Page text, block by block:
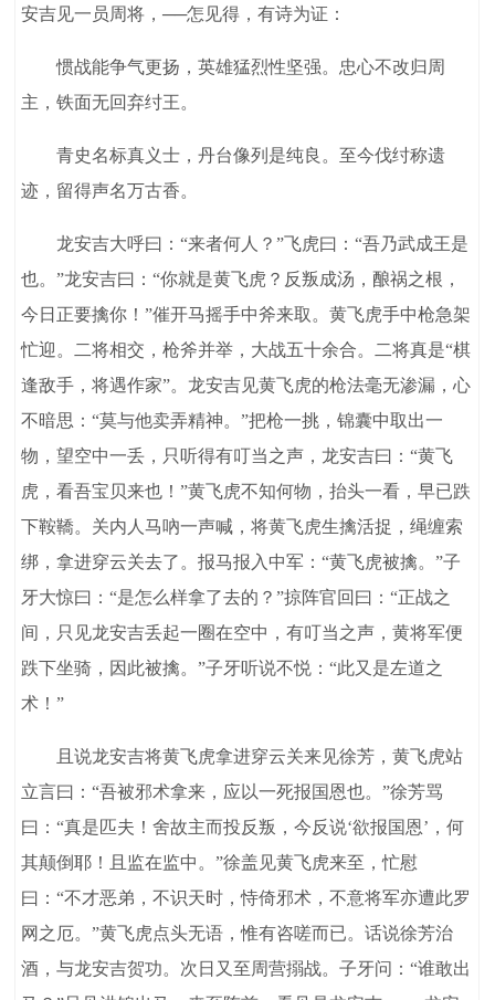
安吉见一员周将，──怎见得，有诗为证：
惯战能争气更扬，英雄猛烈性坚强。忠心不改归周
主，铁面无回弃纣王。
青史名标真义士，丹台像列是纯良。至今伐纣称遗
迹，留得声名万古香。
龙安吉大呼曰：“来者何人？”飞虎曰：“吾乃武成王是
也。”龙安吉曰：“你就是黄飞虎？反叛成汤，酿祸之根，
今日正要擒你！”催开马摇手中斧来取。黄飞虎手中枪急架
忙迎。二将相交，枪斧并举，大战五十余合。二将真是“棋
逢敌手，将遇作家”。龙安吉见黄飞虎的枪法毫无渗漏，心
不暗思：“莫与他卖弄精神。”把枪一挑，锦囊中取出一
物，望空中一丢，只听得有叮当之声，龙安吉曰：“黄飞
虎，看吾宝贝来也！”黄飞虎不知何物，抬头一看，早已跌
下鞍鞽。关内人马吶一声喊，将黄飞虎生擒活捉，绳缠索
绑，拿进穿云关去了。报马报入中军：“黄飞虎被擒。”子
牙大惊曰：“是怎么样拿了去的？”掠阵官回曰：“正战之
间，只见龙安吉丢起一圈在空中，有叮当之声，黄将军便
跌下坐骑，因此被擒。”子牙听说不悦：“此又是左道之
术！”
且说龙安吉将黄飞虎拿进穿云关来见徐芳，黄飞虎站
立言曰：“吾被邪术拿来，应以一死报国恩也。”徐芳骂
曰：“真是匹夫！舍故主而投反叛，今反说‘欲报国恩’，何
其颠倒耶！且监在监中。”徐盖见黄飞虎来至，忙慰
曰：“不才恶弟，不识天时，恃倚邪术，不意将军亦遭此罗
网之厄。”黄飞虎点头无语，惟有咨嗟而已。话说徐芳治
酒，与龙安吉贺功。次日又至周营搦战。子牙问：“谁敢出